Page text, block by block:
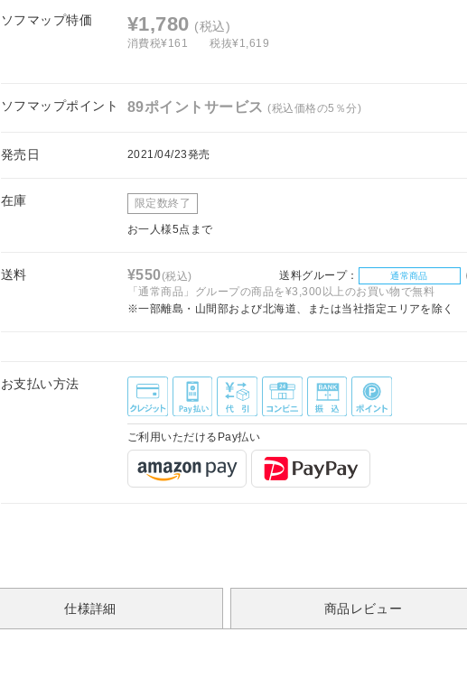
ソフマップ特価 ¥1,780 (税込)
消費税¥161 税抜¥1,619
ソフマップポイント 89ポイントサービス(税込価格の5％分)
発売日 2021/04/23発売
在庫 限定数終了
お一人様5点まで
送料 ¥550(税込) 送料グループ： 通常商品
「通常商品」グループの商品を¥3,300以上のお買い物で無料
※一部離島・山間部および北海道、または当社指定エリアを除く
お支払い方法
ご利用いただけるPay払い
仕様詳細 商品レビュー